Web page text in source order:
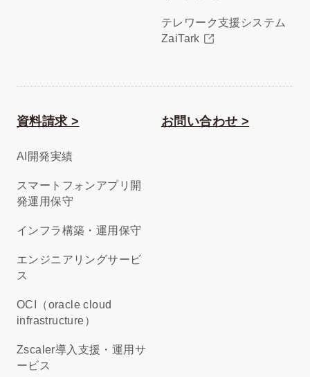
テレワーク支援システム
ZaiTark
資料請求 >
AI開発実績
スマートフォンアプリ開
発運用保守
インフラ構築・運用保守
エンジニアリングサービ
ス
OCI（oracle cloud
infrastructure）
Zscaler導入支援・運用サ
ービス
お問い合わせ >